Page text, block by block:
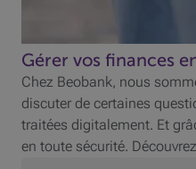
Gérer vos finances
Chez Beobank, nous
discuter de certaines
traitées digitalement. Et
en toute sécurité.